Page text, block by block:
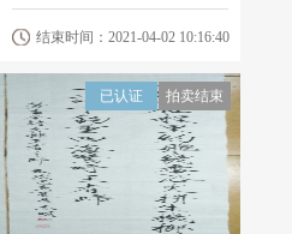
结束时间：2021-04-02 10:16:40
拍卖结束
已认证